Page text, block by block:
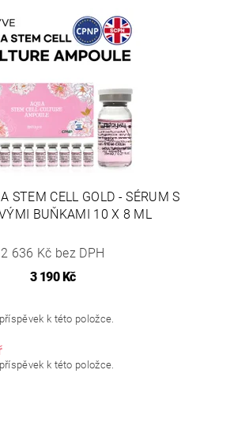
STEM CELL GOLD - SÉRUM S
BUŇKAMI 10 X 8 ML
2 636 Kč bez DPH
3 190 Kč
k této položce.
k této položce.